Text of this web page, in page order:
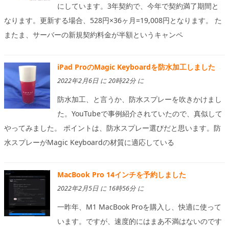
にしています。3年契約で、今年で契約満了期間と
なります。更新する場合、528円×36ヶ月=19,008円となります。 た
またま、サーバーの新規契約料金が半額というキャンペ
iPad ProのMagic Keyboardを防水加工しました
2022年2月6日 に 20時22分 に
防水加工、と言うか、防水スプレーを吹きかけまし
た。YouTubeで事例紹介されていたので、真似して
やってみました。 ポイントは、防水スプレー選びだと思います。防
水スプレーがMagic Keyboardの材質に適応している
MacBook Pro 14インチを予約しました
2022年2月5日 に 16時56分 に
一昨年、M1 MacBook Proを購入し、快適に使って
います。ですが、速度的にはまあ不満はないのです